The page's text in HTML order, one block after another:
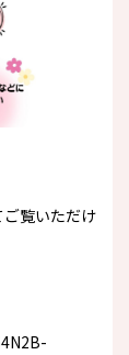
覧いただけ